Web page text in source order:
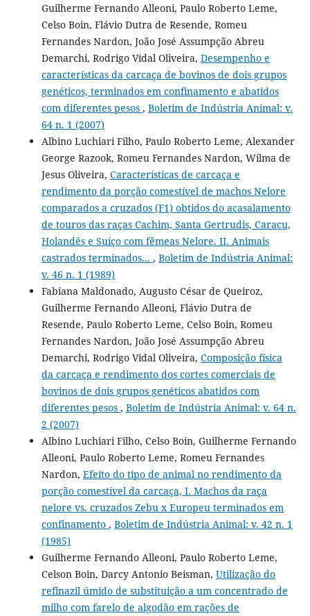
Guilherme Fernando Alleoni, Paulo Roberto Leme,
Celso Boin, Flávio Dutra de Resende, Romeu
Fernandes Nardon, João José Assumpção Abreu
Demarchi, Rodrigo Vidal Oliveira, Desempenho e
características da carcaça de bovinos de dois grupos
genéticos, terminados em confinamento e abatidos
com diferentes pesos , Boletim de Indústria Animal: v.
64 n. 1 (2007)
Albino Luchiari Filho, Paulo Roberto Leme, Alexander
George Razook, Romeu Fernandes Nardon, Wilma de
Jesus Oliveira, Características de carcaça e
rendimento da porção comestível de machos Nelore
comparados a cruzados (F1) obtidos do acasalamento
de touros das raças Cachim, Santa Gertrudis, Caracu,
Holandês e Suíço com fêmeas Nelore. II. Animais
castrados terminados... , Boletim de Indústria Animal:
v. 46 n. 1 (1989)
Fabiana Maldonado, Augusto César de Queiroz,
Guilherme Fernando Alleoni, Flávio Dutra de
Resende, Paulo Roberto Leme, Celso Boin, Romeu
Fernandes Nardon, João José Assumpção Abreu
Demarchi, Rodrigo Vidal Oliveira, Composição física
da carcaça e rendimento dos cortes comerciais de
bovinos de dois grupos genéticos abatidos com
diferentes pesos , Boletim de Indústria Animal: v. 64 n.
2 (2007)
Albino Luchiari Filho, Celso Boin, Guilherme Fernando
Alleoni, Paulo Roberto Leme, Romeu Fernandes
Nardon, Efeito do tipo de animal no rendimento da
porção comestível da carcaça, I. Machos da raça
nelore vs. cruzados Zebu x Europeu terminados em
confinamento , Boletim de Indústria Animal: v. 42 n. 1
(1985)
Guilherme Fernando Alleoni, Paulo Roberto Leme,
Celson Boin, Darcy Antonio Beisman, Utilização do
refinazil úmido de substituição a um concentrado de
milho com farelo de algodão em rações de